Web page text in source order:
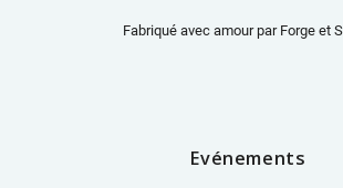
Fabriqué avec amour parForge et
Evénements